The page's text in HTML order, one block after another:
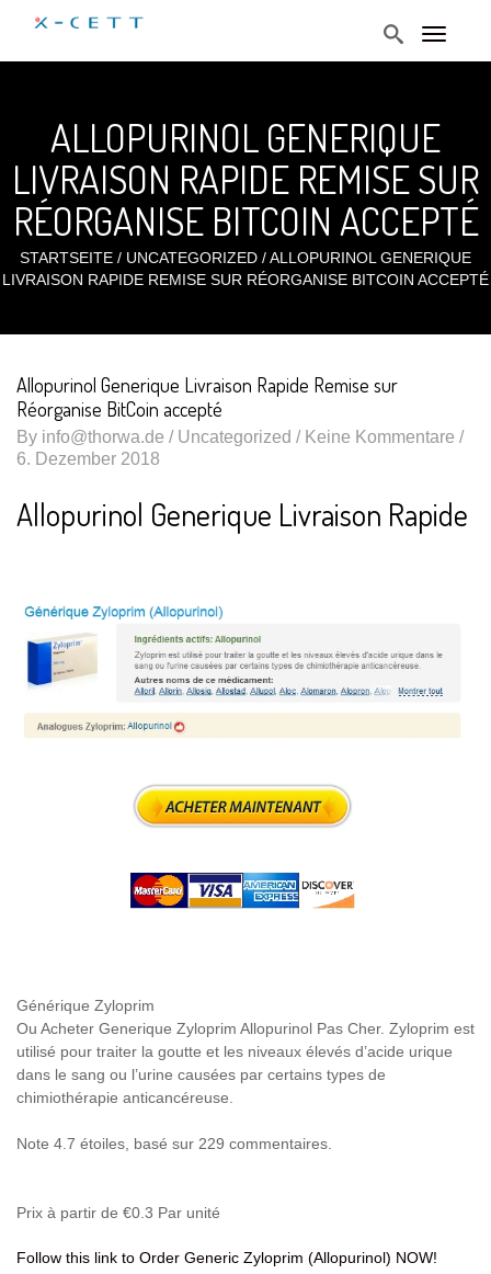
T
e
n
a
v
i
g
a
i
o
ALLOPURINOL GENERIQUE
LIVRAISON RAPIDE REMISE SUR
RÉORGANISE BITCOIN ACCEPTÉ
STARTSEITE / UNCATEGORIZED /ALLOPURINOL GENERIQUE
LIVRAISON RAPIDE REMISE SUR RÉORGANISE BITCOIN ACCEPTÉ
Allopurinol Generique Livraison Rapide Remise sur
Réorganise BitCoin accepté
By info@thorwa.de / Uncategorized / Keine Kommentare /
6. Dezember 2018
Allopurinol Generique Livraison Rapide
Générique Zyloprim
Ou Acheter Generique Zyloprim Allopurinol Pas Cher. Zyloprim est
utilisé pour traiter la goutte et les niveaux élevés d’acide urique
dans le sang ou l’urine causées par certains types de
chimiothérapie anticancéreuse.
Note 4.7 étoiles, basé sur 229 commentaires.
Prix à partir de €0.3 Par unité
Follow this link to Order Generic Zyloprim (Allopurinol) NOW!